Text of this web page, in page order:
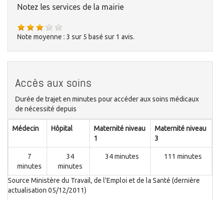
Notez les services de la mairie
Note moyenne : 3 sur 5 basé sur 1 avis.
Accès aux soins
Durée de trajet en minutes pour accéder aux soins médicaux
de nécessité depuis
Médecin Hôpital
Maternité niveau
1
Maternité niveau
3
7
minutes
34
minutes
34 minutes 111 minutes
Source Ministère du Travail, de l'Emploi et de la Santé (dernière
actualisation 05/12/2011)